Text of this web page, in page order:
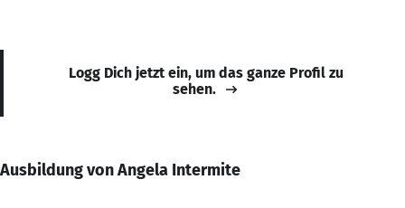
Logg Dich jetzt ein, um das ganze Profil zu
sehen.
Ausbildung von Angela Intermite